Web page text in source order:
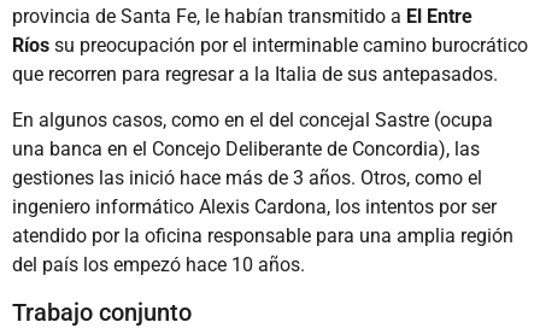
provincia de Santa Fe, le habían transmitido a El Entre
Ríos su preocupación por el interminable camino burocrático
que recorren para regresar a la Italia de sus antepasados.
En algunos casos, como en el del concejal Sastre (ocupa
una banca en el Concejo Deliberante de Concordia), las
gestiones las inició hace más de 3 años. Otros, como el
ingeniero informático Alexis Cardona, los intentos por ser
atendido por la oficina responsable para una amplia región
del país los empezó hace 10 años.
Trabajo conjunto